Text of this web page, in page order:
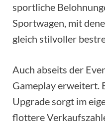
sportliche
Sportwagen, mit
gleich stilvoller
Auch abseits der
Gameplay erweitert.
Upgrade sorgt im
flottere